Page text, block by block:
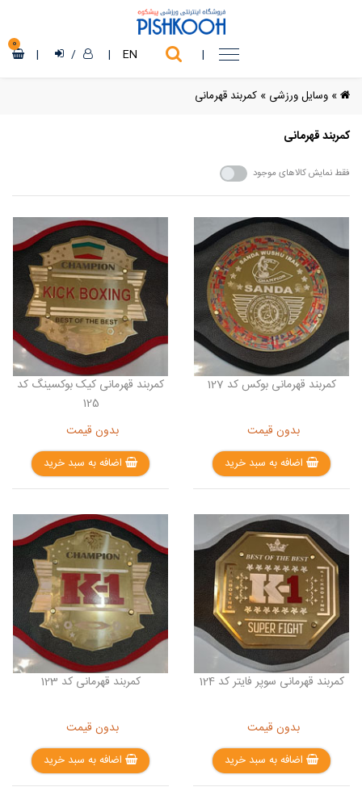
|
EN
|
/
|
0
» وسایل ورزشی » کمربند قهرمانی
کمربند قهرمانی
فقط نمایش کالاهای موجود
کمربند قهرمانی بوکس کد 127
بدون قیمت
اضافه به سبد خرید
کمربند قهرمانی کیک بوکسینگ کد
125
بدون قیمت
اضافه به سبد خرید
کمربند قهرمانی سوپر فایتر کد 124
بدون قیمت
اضافه به سبد خرید
کمربند قهرمانی کد 123
بدون قیمت
اضافه به سبد خرید